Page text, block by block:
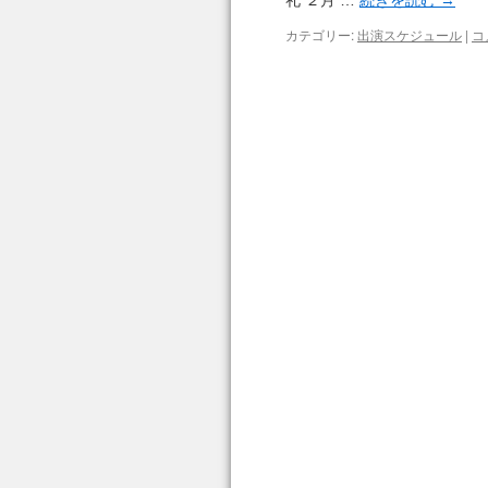
カテゴリー:出演スケジュール |